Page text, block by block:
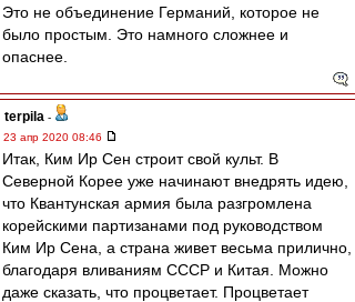
Это не объединение Германий, которое не
было простым. Это намного сложнее и
опаснее.
terpila -
23 апр 2020 08:46
Итак, Ким Ир Сен строит свой культ. В
Северной Корее уже начинают внедрять идею,
что Квантунская армия была разгромлена
корейскими партизанами под руководством
Ким Ир Сена, а страна живет весьма прилично,
благодаря вливаниям СССР и Китая. Можно
даже сказать, что процветает. Процветает